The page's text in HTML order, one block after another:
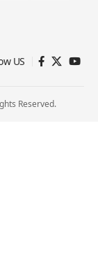
US
Reserved.